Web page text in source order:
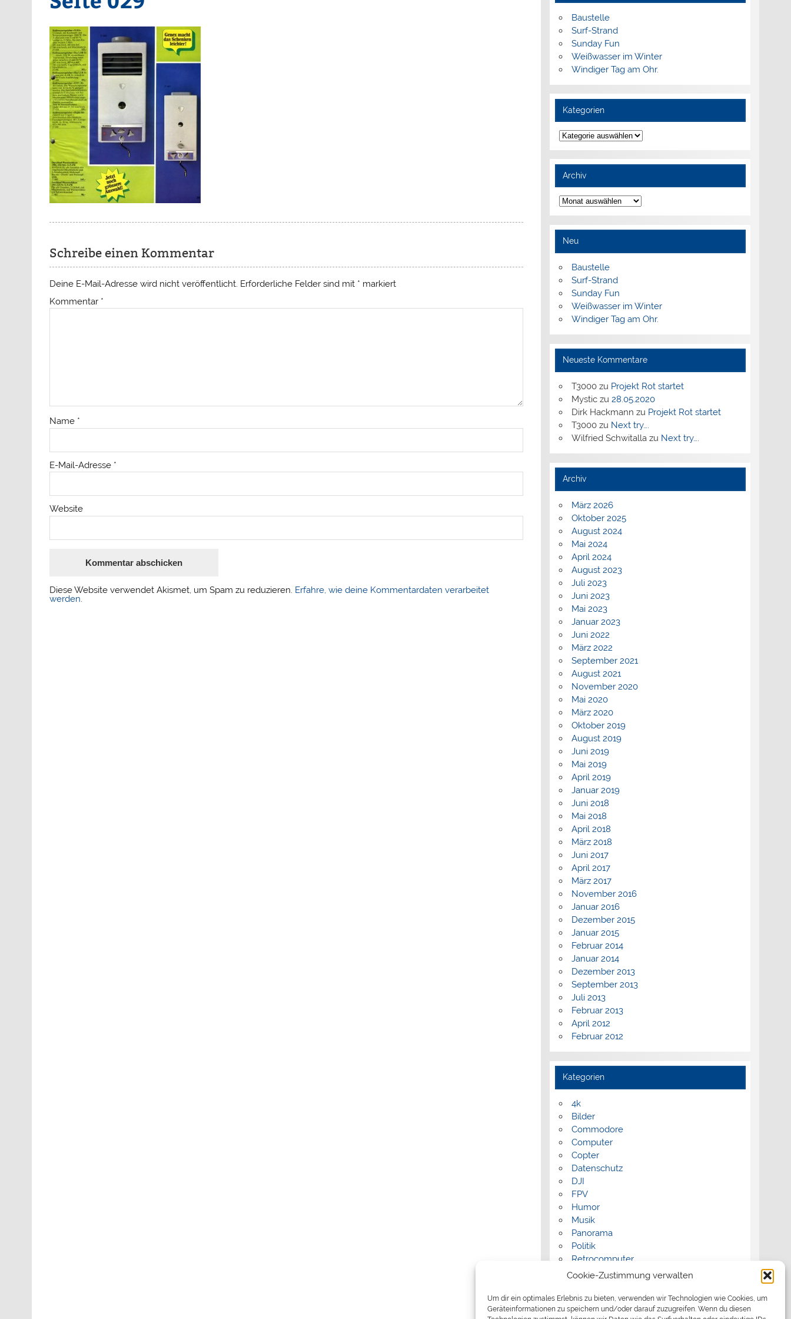
Cookie-Zustimmung verwalten
Um dir ein optimales Erlebnis zu bieten, verwenden wir Technologien wie Cookies, um
Geräteinformationen zu speichern und/oder darauf zuzugreifen. Wenn du diesen
Schreibe einen Kommentar
Deine E-Mail-Adresse wird nicht veröffentlicht. Erforderliche Felder sind mit * markiert
Kommentar *
Name *
E-Mail-Adresse *
Website
Diese Website verwendet Akismet, um Spam zu reduzieren. Erfahre, wie deine Kommentardaten verarbeitet
werden.
Baustelle
Surf-Strand
Sunday Fun
Weißwasser im Winter
Windiger Tag am Ohr.
Kategorien
Kategorien
Archiv
Archiv
Neu
Baustelle
Surf-Strand
Sunday Fun
Weißwasser im Winter
Windiger Tag am Ohr.
Neueste Kommentare
T3000zu Projekt Rot startet
Mysticzu 28.05.2020
Dirk Hackmann zu Projekt Rot startet
T3000zu Next try….
Wilfried Schwitallazu Next try….
Archiv
März 2026
Oktober 2025
August 2024
Mai 2024
April 2024
August 2023
Juli 2023
Juni 2023
Mai 2023
Januar 2023
Juni 2022
März 2022
September 2021
August 2021
November 2020
Mai 2020
März 2020
Oktober 2019
August 2019
Juni 2019
Mai 2019
April 2019
Januar 2019
Juni 2018
Mai 2018
April 2018
März 2018
Juni 2017
April 2017
März 2017
November 2016
Januar 2016
Dezember 2015
Januar 2015
Februar 2014
Januar 2014
Dezember 2013
September 2013
Juli 2013
Februar 2013
April 2012
Februar 2012
Kategorien
4k
Bilder
Commodore
Computer
Copter
Datenschutz
DJI
FPV
Humor
Musik
Panorama
Politik
Retrocomputer
Uncategorized